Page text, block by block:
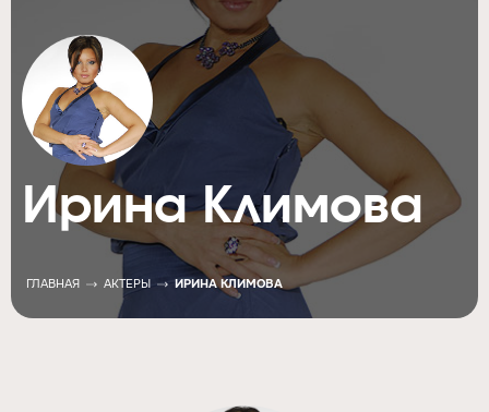
Ирина Климова
ГЛАВНАЯ АКТЕРЫ ИРИНА КЛИМОВА